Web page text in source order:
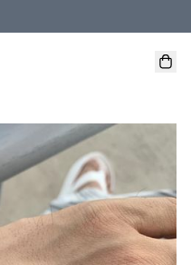
送到家。